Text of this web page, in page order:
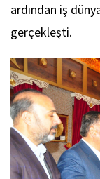
ardından iş
gerçekleşti.